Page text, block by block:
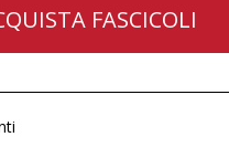
FASCICOLI